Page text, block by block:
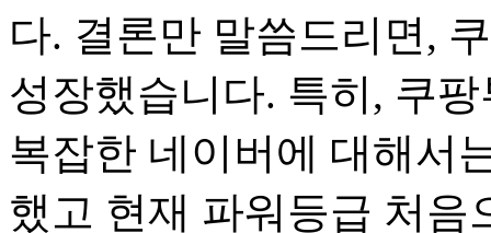
다. 결론만 말씀드리면,
성장했습니다. 특히, 쿠
복잡한 네이버에 대해서
했고 현재 파워등급 처음